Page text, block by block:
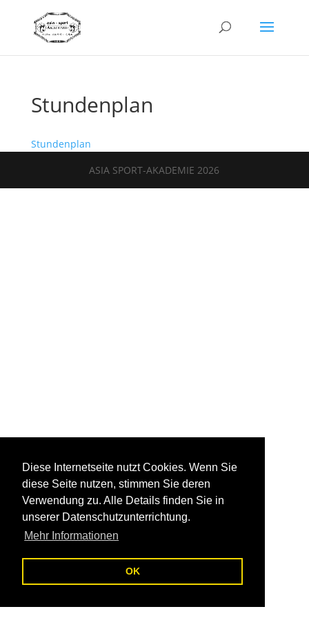
Diese Internetseite nutzt Cookies. Wenn Sie
diese Seite nutzen, stimmen Sie deren
Verwendung zu. Alle Details finden Sie in
unserer Datenschutzunterrichtung.
Mehr Informationen
OK
Stundenplan
Stundenplan
ASIA SPORT-AKADEMIE 2026